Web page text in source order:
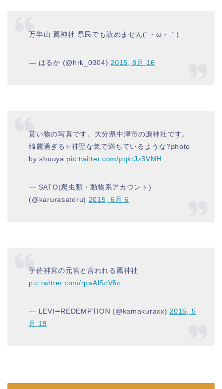
万年山 薦神社 県民でも読めません(´・ω・｀)
— はるか (@hrk_0304) 2015, 8月 16
貰い物の写真です。大分県中津市の薦神社です。
綺麗過ぎる✨神聖な気で満ちているような?photo
by shuuya pic.twitter.com/pqktJz3VMH
— SATO(爬虫類・動物系アカウント)
(@karurasatoru) 2015, 6月 6
宇佐神宮の元宮と言われる薦神社
pic.twitter.com/rpaAlScV6c
— LEVI➖REDEMPTION (@kamakuraxx)2015, 5
月 19